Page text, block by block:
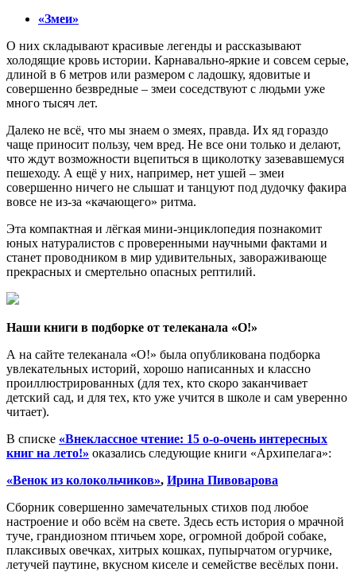
«Змеи»
О них складывают красивые легенды и рассказывают
холодящие кровь истории. Карнавально-яркие и совсем серые,
длиной в 6 метров или размером с ладошку, ядовитые и
совершенно безвредные – змеи соседствуют с людьми уже
много тысяч лет.
Далеко не всё, что мы знаем о змеях, правда. Их яд гораздо
чаще приносит пользу, чем вред. Не все они только и делают,
что ждут возможности вцепиться в щиколотку зазевавшемуся
пешеходу. А ещё у них, например, нет ушей – змеи
совершенно ничего не слышат и танцуют под дудочку факира
вовсе не из-за «качающего» ритма.
Эта компактная и лёгкая мини-энциклопедия познакомит
юных натуралистов с проверенными научными фактами и
станет проводником в мир удивительных, завораживающе
прекрасных и смертельно опасных рептилий.
Наши книги в подборке от телеканала «О!»
А на сайте телеканала «О!» была опубликована подборка
увлекательных историй, хорошо написанных и классно
проиллюстрированных (для тех, кто скоро заканчивает
детский сад, и для тех, кто уже учится в школе и сам уверенно
читает).
В списке «Внеклассное чтение: 15 о-о-очень интересных
книг на лето!» оказались следующие книги «Архипелага»:
«Венок из колокольчиков», Ирина Пивоварова
Сборник совершенно замечательных стихов под любое
настроение и обо всём на свете. Здесь есть история о мрачной
туче, грандиозном птичьем хоре, огромной доброй собаке,
плаксивых овечках, хитрых кошках, пупырчатом огурчике,
летучей паутине, вкусном киселе и семействе весёлых пони.